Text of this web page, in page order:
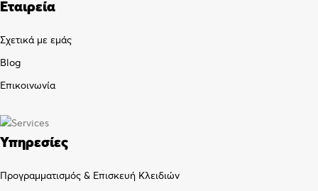
Εταιρεία
Σχετικά με εμάς
Blog
Επικοινωνία
Υπηρεσίες
Προγραμματισμός & Επισκευή Κλειδιών